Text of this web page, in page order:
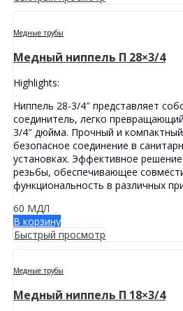
Медные трубы
Медный ниппель П 28×3/4
Highlights:
Ниппель 28-3/4″ представляет
соединитель, легко
3/4″ дюйма. Прочный и
безопасное соединение в
установках. Эффективное
резьбы, обеспечивающее
функциональность в различных
60 МДЛ
В корзину
Быстрый просмотр
Медные трубы
Медный ниппель П 18×3/4